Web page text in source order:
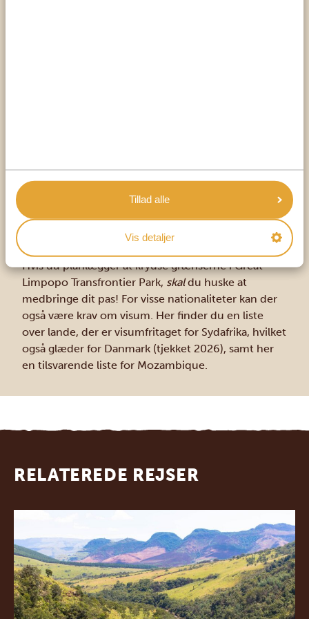
Tillad alle
Vis detaljer
udnævnt til Kruger National Park i 1926
som blev præsident for Transvaal-republikken
og lagde grunden til apartheid i Sydafrika
TIPS TIL REJSEN
Hvis du planlægger at krydse grænserne i Great
Limpopo Transfrontier Park, skaldu huske at
medbringe dit pas! For visse nationaliteter kan der
også være krav om visum. Her finder du en liste
over lande, der er visumfritaget for Sydafrika, hvilket
også glæder for Danmark (tjekket 2026), samt her
en tilsvarende liste for Mozambique.
RELATEREDE REJSER